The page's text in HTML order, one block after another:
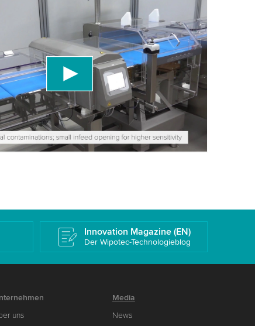
Ihre Zustimmung, um den YouTube-
zu laden!
einen Drittanbieterdienst, um Videoinhalte
Daten über Ihre Aktivitäten sammeln kann.
Sie die Details und akzeptieren Sie den
Video anzusehen.
Weitere Informationen
Innovation Magazine (EN)
Der Wipotec-Technologieblog
uns
Media
News